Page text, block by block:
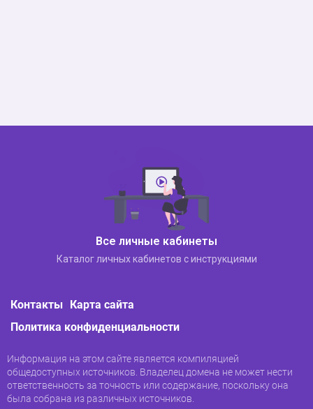
Все личные кабинеты
Каталог личных кабинетов с инструкциями
Контакты Карта сайта
Политика конфиденциальности
Информация на этом сайте является компиляцией
общедоступных источников. Владелец домена не может нести
ответственность за точность или содержание, поскольку она
была собрана из различных источников.